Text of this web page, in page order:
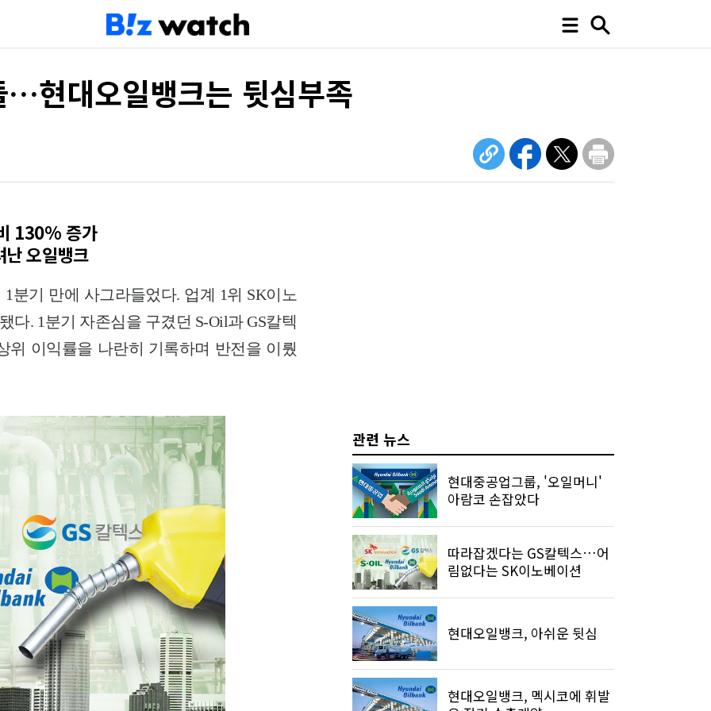
현대오일뱅크는 뒷심부족
130% 증가
오일뱅크
분기 만에 사그라들었다. 업계 1위 SK이노
다. 1분기 자존심을 구겼던 S-Oil과 GS칼텍
위 이익률을 나란히 기록하며 반전을 이뤘
관련 뉴스
현대중공업그룹, '오일머니'
아람코 손잡았다
따라잡겠다는 GS칼텍스…어
림없다는 SK이노베이션
현대오일뱅크, 아쉬운 뒷심
현대오일뱅크, 멕시코에 휘발